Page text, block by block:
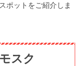
ポットをご紹介しま
スク